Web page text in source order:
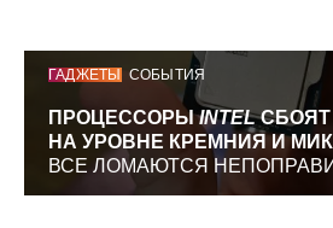
ГАДЖЕТЫ СОБЫТИЯ
ПРОЦЕССОРЫINTEL
НА УРОВНЕ КРЕМНИЯ И
ВСЕ ЛОМАЮТСЯ